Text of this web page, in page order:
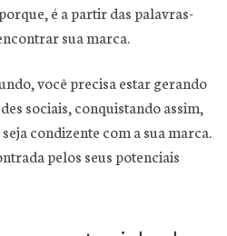
é a partir das palavras-
sua marca.
você precisa estar gerando
sociais, conquistando assim,
condizente com a sua marca.
pelos seus potenciais